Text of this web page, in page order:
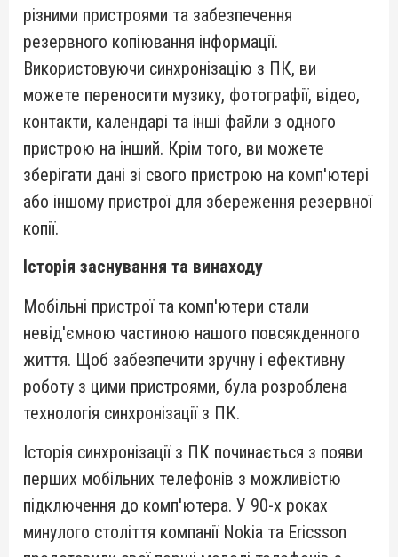
різними пристроями та забезпечення
резервного копіювання інформації.
Використовуючи синхронізацію з ПК, ви
можете переносити музику, фотографії, відео,
контакти, календарі та інші файли з одного
пристрою на інший. Крім того, ви можете
зберігати дані зі свого пристрою на комп'ютері
або іншому пристрої для збереження резервної
копії.
Історія заснування та винаходу
Мобільні пристрої та комп'ютери стали
невід'ємною частиною нашого повсякденного
життя. Щоб забезпечити зручну і ефективну
роботу з цими пристроями, була розроблена
технологія синхронізації з ПК.
Історія синхронізації з ПК починається з появи
перших мобільних телефонів з можливістю
підключення до комп'ютера. У 90-х роках
минулого століття компанії Nokia та Ericsson